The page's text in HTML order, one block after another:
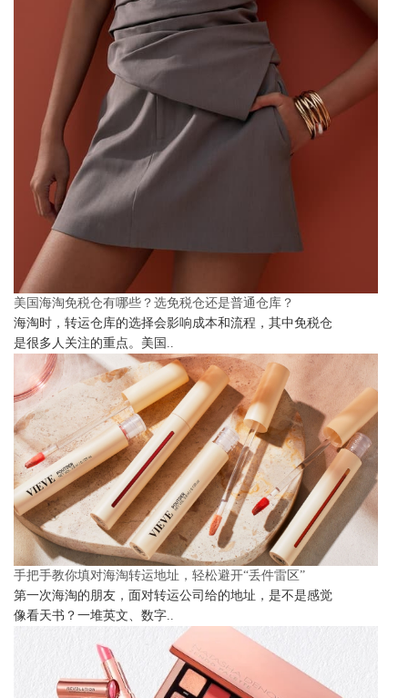
美国海淘免税仓有哪些？选免税仓还是普通仓库？
海淘时，转运仓库的选择会影响成本和流程，其中免税仓
是很多人关注的重点。美国..
手把手教你填对海淘转运地址，轻松避开“丢件雷区”
第一次海淘的朋友，面对转运公司给的地址，是不是感觉
像看天书？一堆英文、数字..